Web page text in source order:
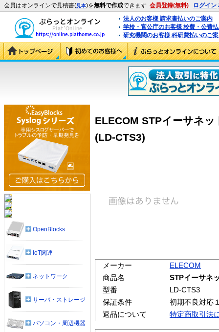
会員はオンラインで見積書(見本)を無料で作成できます 会員登録(無料) ログイン
法人のお客様 請求書払いのご案内
学校・官公庁のお客様 校費・公費
研究機関のお客様 科研費払いのご
ELECOM STPイーサネ
(LD-CTS3)
メーカー
ELECOM
商品名
STPイーサネ
型番
LD-CTS3
保証条件
初期不良対応
返品について
特定商取引法
OpenBlocks
IoT関連
ネットワーク
サーバ・ストレージ
パソコン・周辺機器